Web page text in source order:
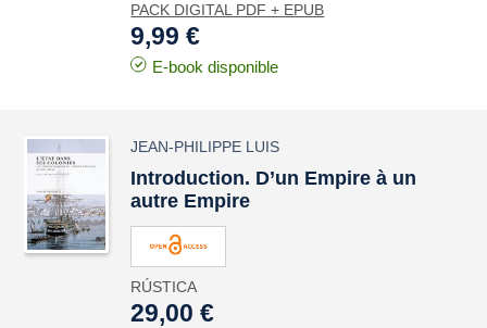
PACK DIGITAL PDF + EPUB
9,99 €
E-book disponible
JEAN-PHILIPPE LUIS
Introduction. D’un Empire à un
autre Empire
RÚSTICA
29,00 €